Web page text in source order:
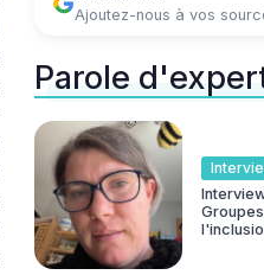
Ajoutez-nous à vos
Parole